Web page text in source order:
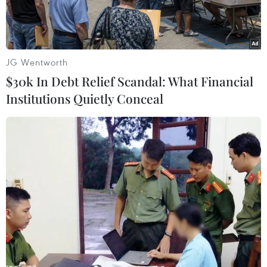
Nghiên cứu mới cho thấy việc bổ sung chiết xuất cacao hàng
ngày có thể giúp tăng cường chức năng nhận thức ở người cao
tuổi. (Ảnh: Getty)
Một thử nghiệm lâm sàng mới đây tại Mỹ cho
thấy những người cao tuổi sử dụng thực phẩm
bổ sung có chứa cacao hằng ngày trong 2 năm
có sự cải thiện nhất định về chức năng nhận
thức.
JG Wentworth
$30k In Debt Relief Scandal: What Financial
Institutions Quietly Conceal